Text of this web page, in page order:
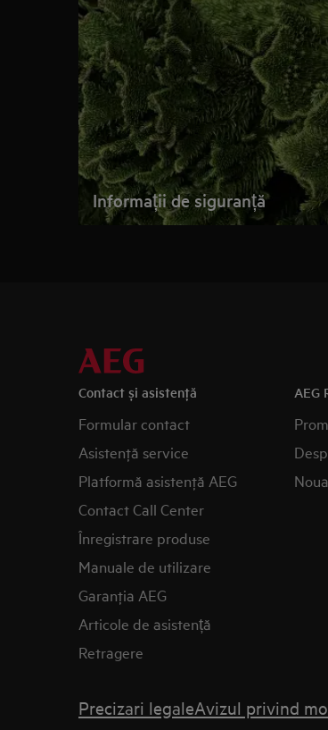
Informații de siguranță
Contact și asistenţă
Formular contact
Asistenţă service
Platformă asistenţă AEG
Contact Call Center
Înregistrare produse
Manuale de utilizare
Garanţia AEG
Articole de asistență
Retragere
AEG
Precizari legaleAvizul privind